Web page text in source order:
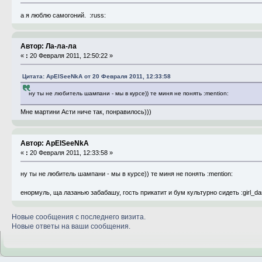
а я люблю самогоний. :russ:
Автор: Ла-ла-ла
« : 20 Февраля 2011, 12:50:22 »
Цитата: ApElSeeNkA от 20 Февраля 2011, 12:33:58
ну ты не любитель шампани - мы в курсе)) те миня не понять :mention:
Мне мартини Асти ниче так, понравилось)))
Автор: ApElSeeNkA
« : 20 Февраля 2011, 12:33:58 »
ну ты не любитель шампани - мы в курсе)) те миня не понять :mention:
енормуль, ща лазанью забабашу, гость прикатит и бум культурно сидеть
Новые сообщения с последнего визита.
Новые ответы на ваши сообщения.